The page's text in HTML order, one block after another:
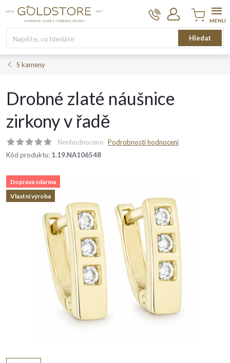
Hledat
Nákupní
košík
S kameny
Drobné zlaté náušnice
zirkony v řadě
Neohodnoceno Podrobnosti hodnocení
Kód produktu: 1.19.NA106548
Doprava zdarma
Vlastní výroba